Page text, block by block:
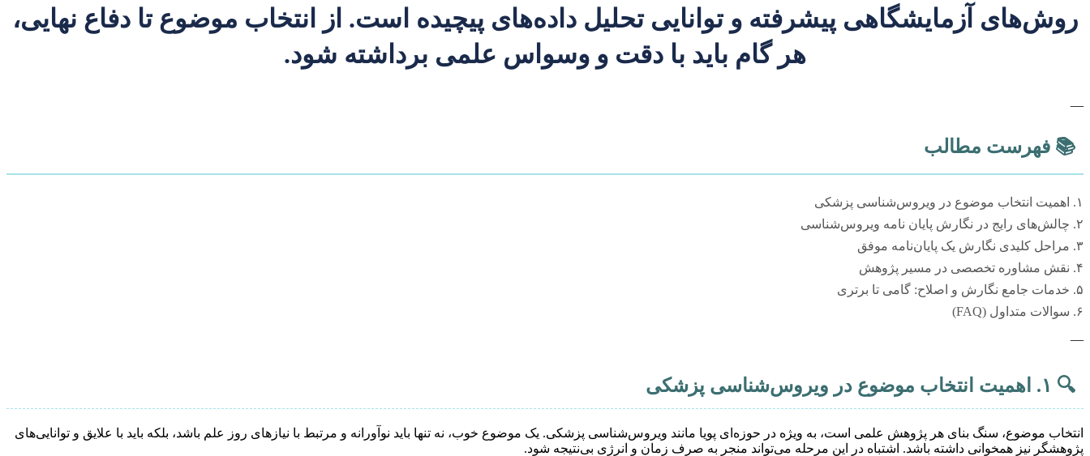
روش‌های آزمایشگاهی پیشرفته و توانایی تحلیل داده‌های پیچیده است. از انتخاب موضوع تا دفاع نهایی،
هر گام باید با دقت و وسواس علمی برداشته شود.
—
📚 فهرست مطالب
۱. اهمیت انتخاب موضوع در ویروس‌شناسی پزشکی
۲. چالش‌های رایج در نگارش پایان نامه ویروس‌شناسی
۳. مراحل کلیدی نگارش یک پایان‌نامه موفق
۴. نقش مشاوره تخصصی در مسیر پژوهش
۵. خدمات جامع نگارش و اصلاح: گامی تا برتری
۶. سوالات متداول (FAQ)
—
🔍
انتخاب موضوع، سنگ بنای هر پژوهش علمی است، به ویژه در حوزه‌ای پویا مانند ویروس‌شناسی پزشکی. یک موضوع خوب، نه تنها باید نوآورانه و مرتبط با نیازهای روز علم باشد، بلکه باید با علایق و توانایی‌های
پژوهشگر نیز همخوانی داشته باشد. اشتباه در این مرحله می‌تواند منجر به صرف زمان و انرژی بی‌نتیجه شود.